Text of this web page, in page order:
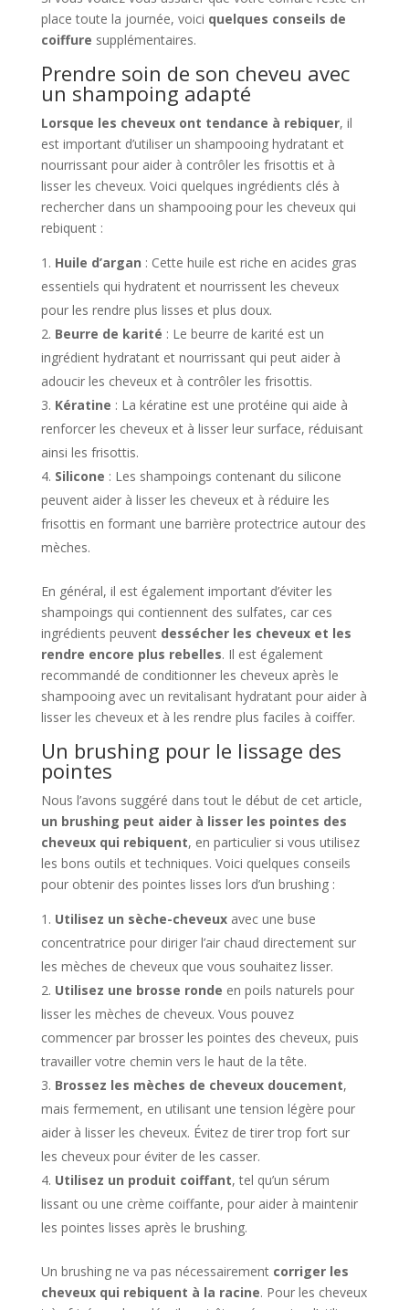
place toute la journée, voici quelques conseils de
coiffure supplémentaires.
Prendre soin de son cheveu avec
un shampoing adapté
Lorsque les cheveux ont tendance à rebiquer, il
est important d’utiliser un shampooing hydratant et
nourrissant pour aider à contrôler les frisottis et à
lisser les cheveux. Voici quelques ingrédients clés à
rechercher dans un shampooing pour les cheveux qui
rebiquent :
Huile d’argan : Cette huile est riche en acides gras
essentiels qui hydratent et nourrissent les cheveux
pour les rendre plus lisses et plus doux.
Beurre de karité : Le beurre de karité est un
ingrédient hydratant et nourrissant qui peut aider à
adoucir les cheveux et à contrôler les frisottis.
Kératine : La kératine est une protéine qui aide à
renforcer les cheveux et à lisser leur surface, réduisant
ainsi les frisottis.
Silicone : Les shampoings contenant du silicone
peuvent aider à lisser les cheveux et à réduire les
frisottis en formant une barrière protectrice autour des
mèches.
En général, il est également important d’éviter les
shampoings qui contiennent des sulfates, car ces
ingrédients peuvent dessécher les cheveux et les
rendre encore plus rebelles. Il est également
recommandé de conditionner les cheveux après le
shampooing avec un revitalisant hydratant pour aider à
lisser les cheveux et à les rendre plus faciles à coiffer.
Un brushing pour le lissage des
pointes
Nous l’avons suggéré dans tout le début de cet article,
un brushing peut aider à lisser les pointes des
cheveux qui rebiquent, en particulier si vous utilisez
les bons outils et techniques. Voici quelques conseils
pour obtenir des pointes lisses lors d’un brushing :
Utilisez un sèche-cheveuxavec une buse
concentratrice pour diriger l’air chaud directement sur
les mèches de cheveux que vous souhaitez lisser.
Utilisez une brosse ronde en poils naturels pour
lisser les mèches de cheveux. Vous pouvez
commencer par brosser les pointes des cheveux, puis
travailler votre chemin vers le haut de la tête.
Brossez les mèches de cheveux doucement,
mais fermement, en utilisant une tension légère pour
aider à lisser les cheveux. Évitez de tirer trop fort sur
les cheveux pour éviter de les casser.
Utilisez un produit coiffant, tel qu’un sérum
lissant ou une crème coiffante, pour aider à maintenir
les pointes lisses après le brushing.
Un brushing ne va pas nécessairement corriger les
cheveux qui rebiquent à la racine. Pour les cheveux